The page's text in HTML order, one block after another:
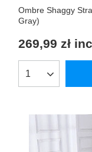
Ombre Shaggy
Gray)
269,99 zł